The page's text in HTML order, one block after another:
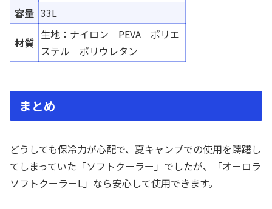
容量 33L
材質
生地：ナイロン PEVA ポリエ
ステル ポリウレタン
まとめ
どうしても保冷力が心配で、夏キャンプでの使用を躊躇し
てしまっていた「ソフトクーラー」でしたが、「オーロラ
ソフトクーラーL」なら安心して使用できます。